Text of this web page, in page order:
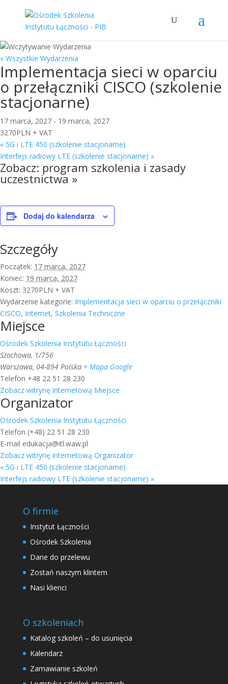
« Wszystkie Wydarzenia
Implementacja sieci w oparciu
o przełączniki CISCO (szkolenie
stacjonarne)
17 marca, 2027 - 19 marca, 2027
3270PLN + VAT
« 5G i LTE 450 (szkolenie stacjonarne)
Interfejs radiowy LTE (szkolenie stacjonarne) »
Zobacz: program szkolenia i zasady
uczestnictwa »
Dodaj do kalendarza
Szczegóły
Początek: 17 marca, 2027
Koniec: 19 marca, 2027
Koszt: 3270PLN + VAT
Wydarzenie kategorie: Implementacja sieci w oparciu o przełączniki
CISCO, Internet, Szkolenia Techniczne
Miejsce
Ośrodek Szkolenia Instytutu Łączności
Szachowa, 1/756
Warszawa, 04-894 Polska + Mapa Google
Telefon +48 22 51 28 230
Zobacz witrynę internetową Miejsce
Organizator
Ośrodek Szkolenia Instytutu Łączności
Telefon (+48) 22 51 28 230
E-mail edukacja@itl.waw.pl
Zobacz witrynę internetową Organizator
« 5G i LTE 450 (szkolenie stacjonarne)
Interfejs radiowy LTE (szkolenie stacjonarne) »
O firmie
Instytut Łączności
Ośrodek Szkolenia
Dane do przelewu
Zostań naszym klintem
Nasi klienci
O szkoleniach
Katalog szkoleń – do usunięcia
Kalendarz
Zamawianie szkoleń